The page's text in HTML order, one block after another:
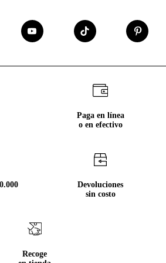
Los encontrarás en tonalidades
todos los días.
para hombrede Tennis.
que tenemos especialmente
Paga en línea
o en efectivo
Devoluciones
sin costo
Recoge